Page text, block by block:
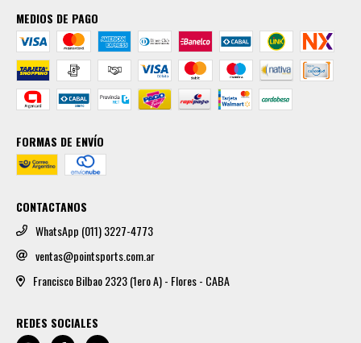
MEDIOS DE PAGO
FORMAS DE ENVÍO
CONTACTANOS
WhatsApp (011) 3227-4773
ventas@pointsports.com.ar
Francisco Bilbao 2323 (1ero A) - Flores - CABA
REDES SOCIALES